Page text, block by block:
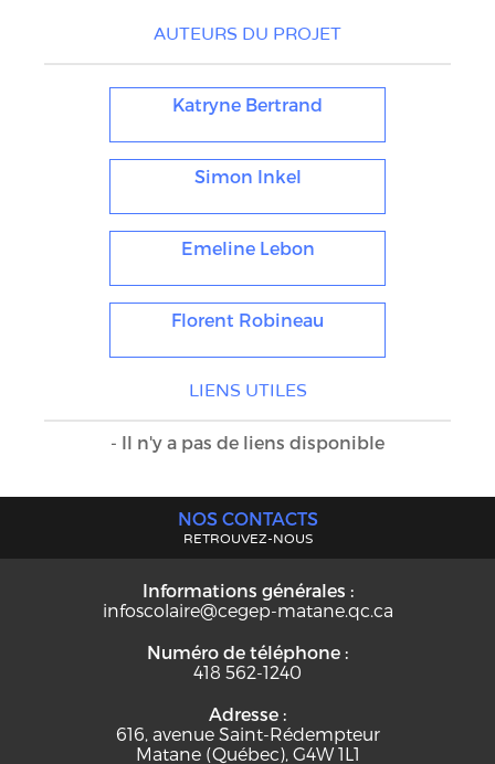
AUTEURS DU PROJET
Katryne Bertrand
Simon Inkel
Emeline Lebon
Florent Robineau
LIENS UTILES
- Il n'y a pas de liens disponible
NOS CONTACTS
RETROUVEZ-NOUS
Informations générales :
infoscolaire@cegep-matane.qc.ca
Numéro de téléphone :
418 562-1240
Adresse :
616, avenue Saint-Rédempteur
Matane (Québec), G4W 1L1